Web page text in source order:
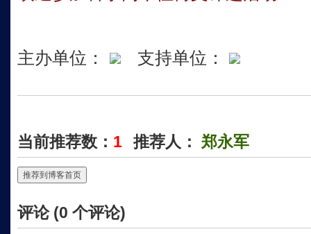
主办单位： 支持单位：
当前推荐数： 1 推荐人： 郑永军
推荐到博客首页
评论 (0 个评论)